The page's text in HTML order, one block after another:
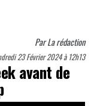
ParLa rédaction
23 Février 2024 à 12h13
avant de